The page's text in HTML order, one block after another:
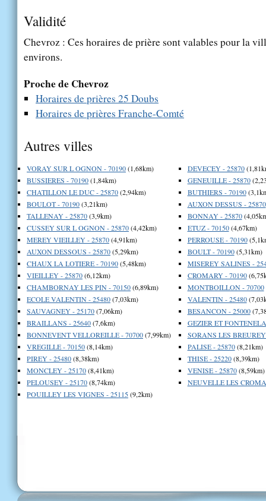
Validité
Chevroz : Ces horaires de prière sont valables pour la
environs.
Proche de Chevroz
Horaires de prières 25 Doubs
Horaires de prières Franche-Comté
Autres villes
VORAY SUR L OGNON - 70190(1,68km)
BUSSIERES - 70190(1,84km)
CHATILLON LE DUC - 25870(2,94km)
BOULOT - 70190(3,21km)
TALLENAY - 25870(3,9km)
CUSSEY SUR L OGNON - 25870(4,42km)
MEREY VIEILLEY - 25870(4,91km)
AUXON DESSOUS - 25870(5,29km)
CHAUX LA LOTIERE - 70190(5,48km)
VIEILLEY - 25870(6,12km)
CHAMBORNAY LES PIN - 70150(6,89km)
ECOLE VALENTIN - 25480(7,03km)
SAUVAGNEY - 25170(7,06km)
BRAILLANS - 25640(7,6km)
BONNEVENT VELLOREILLE - 70700(7,99km)
VREGILLE - 70150(8,14km)
PIREY - 25480(8,38km)
MONCLEY - 25170(8,41km)
PELOUSEY - 25170(8,74km)
POUILLEY LES VIGNES - 25115(9,2km)
DEVECEY - 25870
GENEUILLE - 25870
BUTHIERS - 70190
AUXON DESSUS - 25870
BONNAY - 25870
ETUZ - 70150(4,67km)
PERROUSE - 70190
BOULT - 70190(5,31km)
MISEREY SALINES -
CROMARY - 70190
MONTBOILLON - 70700
VALENTIN - 25480
BESANCON - 25000
GEZIER ET
SORANS LES
PALISE - 25870(8,21km)
THISE - 25220(8,39km)
VENISE - 25870(8,59km)
NEUVELLE LES